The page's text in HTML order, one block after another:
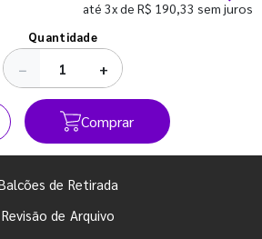
até 3x de R$ 190,33 sem juros
Quantidade
− +
Comprar
de Retirada
Revisão de Arquivo